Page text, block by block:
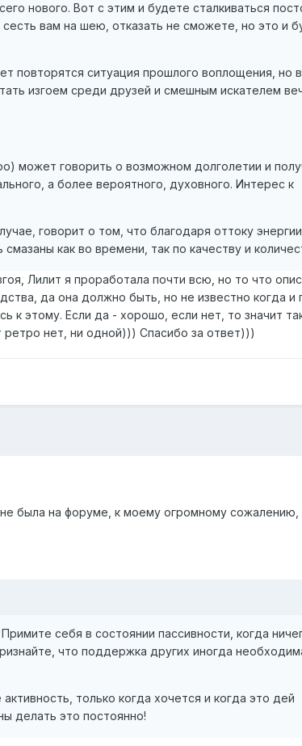
нового. Вот с этим и будете сталкиваться
вам на шею, отказать не сможете, но это и
повторятся ситуация прошлого воплощения, но в
изгоем среди друзей и смешным искателем
может говорить о возможном долголетии и
а более вероятного, духовного. Интерес к
говорит о том, что благодаря оттоку
как во времени, так по качеству и
Лилит я проработала почти всю, но то что
да она должно быть, но не известно когда и
к этому. Если да - хорошо, если нет, то значит
нет, ни одной))) Спасибо за ответ)))
была на форуме, к моему огромному сожалению,
себя в состоянии пассивности, когда
что поддержка других иногда
только когда хочется и когда это дей
делать это постоянно!